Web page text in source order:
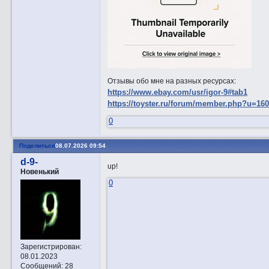
Отзывы обо мне на разных ресурсах:
https://www.ebay.com/usr/igor-9#tab1
https://toyster.ru/forum/
0
Поделиться08.07.2026 09:54
d-9-
Новенький
Зарегистрирован:
08.01.2023
Сообщений:28
up!
0